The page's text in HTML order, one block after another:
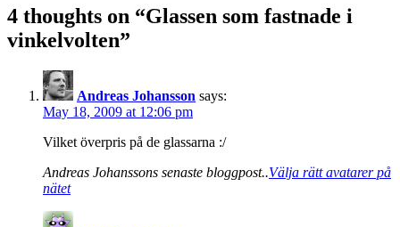
4 thoughts on “Glassen som fastnade i
vinkelvolten”
Andreas Johansson says:
May 18, 2009 at 12:06 pm
Vilket överpris på de glassarna :/
Andreas Johanssons senaste bloggpost..Välja rätt avatarer på
nätet